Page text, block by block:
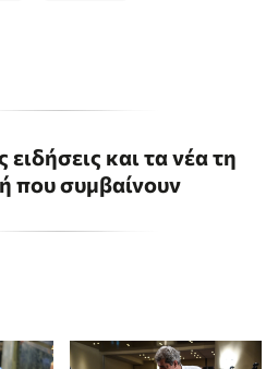
ειδήσεις και τα νέα τη
που συμβαίνουν